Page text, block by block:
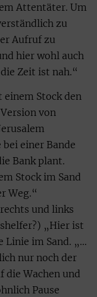
Attentäter. Um
zu
Aufruf zu
hier wohl auch
Zeit ist nah.“
einem Stock den
von
einer Bande
Bank plant.
Stock im Sand
Weg.“
und links
„Hier ist
Linie im Sand. „…
nur noch der
die Wachen und
Pause